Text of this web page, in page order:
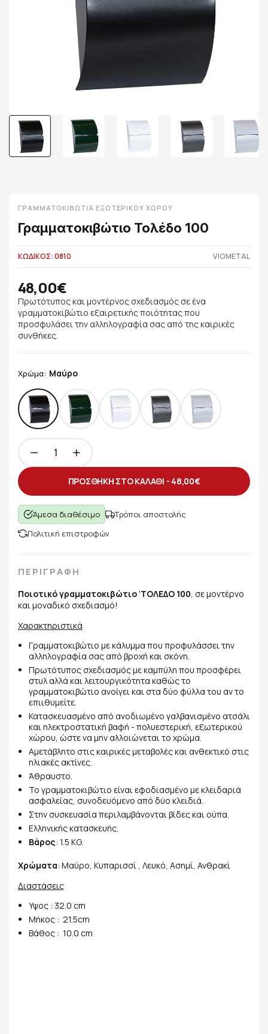
ΓΡΑΜΜΑΤΟΚΙΒΏΤΙΑ ΕΞΩΤΕΡΙΚΟΎ ΧΏΡΟΥ
Γραμματοκιβώτιο Τολέδο 100
ΚΩΔΙΚΟΣ: 0810 VIOMETAL
48,00€
Πρωτότυπος και μοντέρνος σχεδιασμός σε ένα
γραμματοκιβώτιο εξαιρετικής ποιότητας που
προσφυλάσει την αλληλογραφία σας από της καιρικές
συνθήκες.
Χρώμα: Μαύρο
ΠΡΟΣΘΗΚΗ ΣΤΟ ΚΑΛΑΘΙ - 48,00€
Άμεσα διαθέσιμο
Τρόποι αποστολής
Πολιτική επιστροφών
ΠΕΡΙΓΡΑΦΗ
Ποιοτικό γραμματοκιβώτιο'ΤΟΛΕΔΟ 100, σε μοντέρνο
και μοναδικό σχεδιασμό!
Χαρακτηριστικά
Γραμματοκιβώτιο με κάλυμμα που προφυλάσσει την
αλληλογραφία σας από βροχή και σκόνη.
Πρωτότυπος σχεδιασμός με καμπύλη που προσφέρει
στυλ αλλά και λειτουργικότητα καθώς το
γραμματοκιβώτιο ανοίγει και στα δύο φύλλα του αν το
επιιθυμείτε.
Κατασκευασμένο από ανοδιωμένο γαλβανισμένο ατσάλι
και ηλεκτροστατική βαφή - πολυεστερική, εξωτερικού
χώρου, ώστε να μην αλλοιώνεται το χρώμα.
Αμετάβλητο στις καιρικές μεταβολές και ανθεκτικό στις
ηλιακές ακτίνες.
Άθραυστο.
Το γραμματοκιβώτιο είναι εφοδιασμένο με κλειδαριά
ασφαλείας, συνοδευόμενο από δύο κλειδιά.
Στην συσκευασία περιλαμβάνονται βίδες και ούπα.
Ελληνικής κατασκευής.
Βάρος: 1.5 KG.
Χρώματα: Μαύρο, Κυπαρισσί , Λευκό, Ασημί, Ανθρακί
Διαστάσεις
Υψος : 32.0 cm
Μήκος : 21.5cm
Βάθος : 10.0 cm